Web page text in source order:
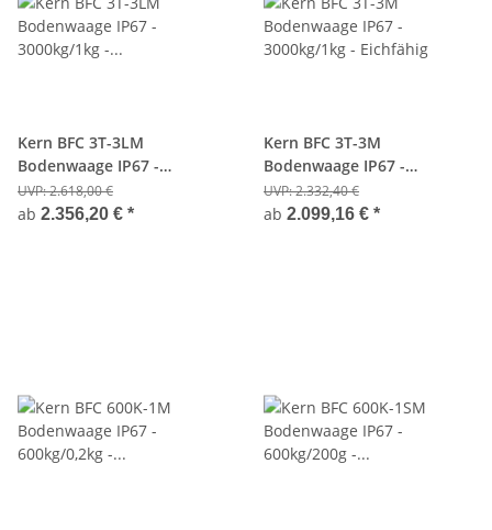
Kern BFC 3T-3LM
Bodenwaage IP67 -
3000kg/1kg - Eichfähig
UVP:2.618,00 €
ab 2.356,20 € *
Kern BFC 3T-3M
Bodenwaage IP67 -
3000kg/1kg - Eichfähig
UVP:2.332,40 €
ab 2.099,16 € *